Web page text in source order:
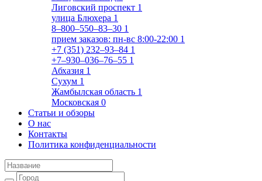
Лиговский проспект 1
улица Блюхера 1
8‒800‒550‒83‒30 1
прием заказов: пн-вс 8:00-22:00 1
+7 (351) 232‒93‒84 1
+7‒930‒036‒76‒55 1
Абхазия 1
Сухум 1
Жамбылская область 1
Московская 0
Статьи и обзоры
О нас
Контакты
Политика конфиденциальности